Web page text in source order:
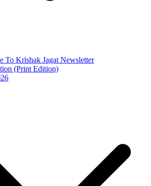
To Krishak Jagat Newsletter
(Print Edition)